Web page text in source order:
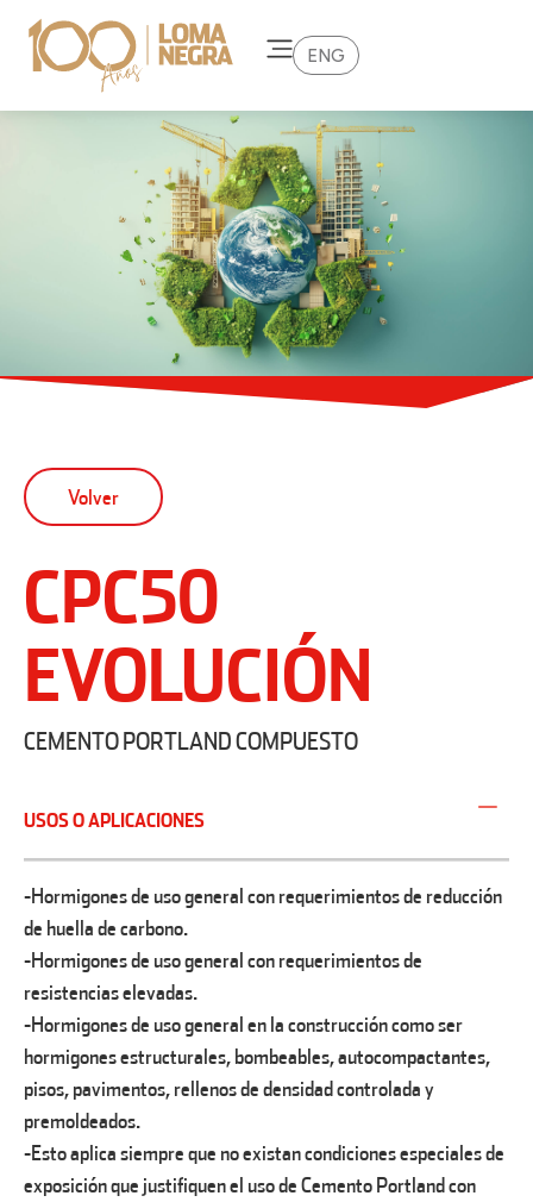
ENG
Volver
CPC50
EVOLUCIÓN
CEMENTO PORTLAND COMPUESTO
USOS O APLICACIONES
-Hormigones de uso general con requerimientos de reducción
de huella de carbono.
-Hormigones de uso general con requerimientos de
resistencias elevadas.
-Hormigones de uso general en la construcción como ser
hormigones estructurales, bombeables, autocompactantes,
pisos, pavimentos, rellenos de densidad controlada y
premoldeados.
-Esto aplica siempre que no existan condiciones especiales de
exposición que justifiquen el uso de Cemento Portland con